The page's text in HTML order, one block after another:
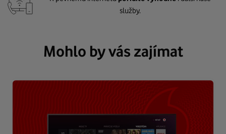
služby.
Mohlo by vás zajímat